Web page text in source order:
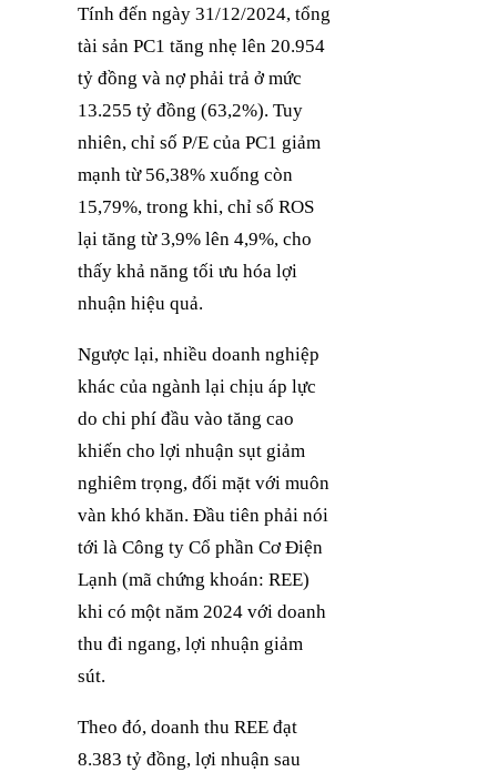
Tính đến ngày 31/12/2024, tổng
tài sản PC1 tăng nhẹ lên 20.954
tỷ đồng và nợ phải trả ở mức
13.255 tỷ đồng (63,2%). Tuy
nhiên, chỉ số P/E của PC1 giảm
mạnh từ 56,38% xuống còn
15,79%, trong khi, chỉ số ROS
lại tăng từ 3,9% lên 4,9%, cho
thấy khả năng tối ưu hóa lợi
nhuận hiệu quả.
Ngược lại, nhiều doanh nghiệp
khác của ngành lại chịu áp lực
do chi phí đầu vào tăng cao
khiến cho lợi nhuận sụt giảm
nghiêm trọng, đối mặt với muôn
vàn khó khăn. Đầu tiên phải nói
tới là Công ty Cổ phần Cơ Điện
Lạnh (mã chứng khoán: REE)
khi có một năm 2024 với doanh
thu đi ngang, lợi nhuận giảm
sút.
Theo đó, doanh thu REE đạt
8.383 tỷ đồng, lợi nhuận sau